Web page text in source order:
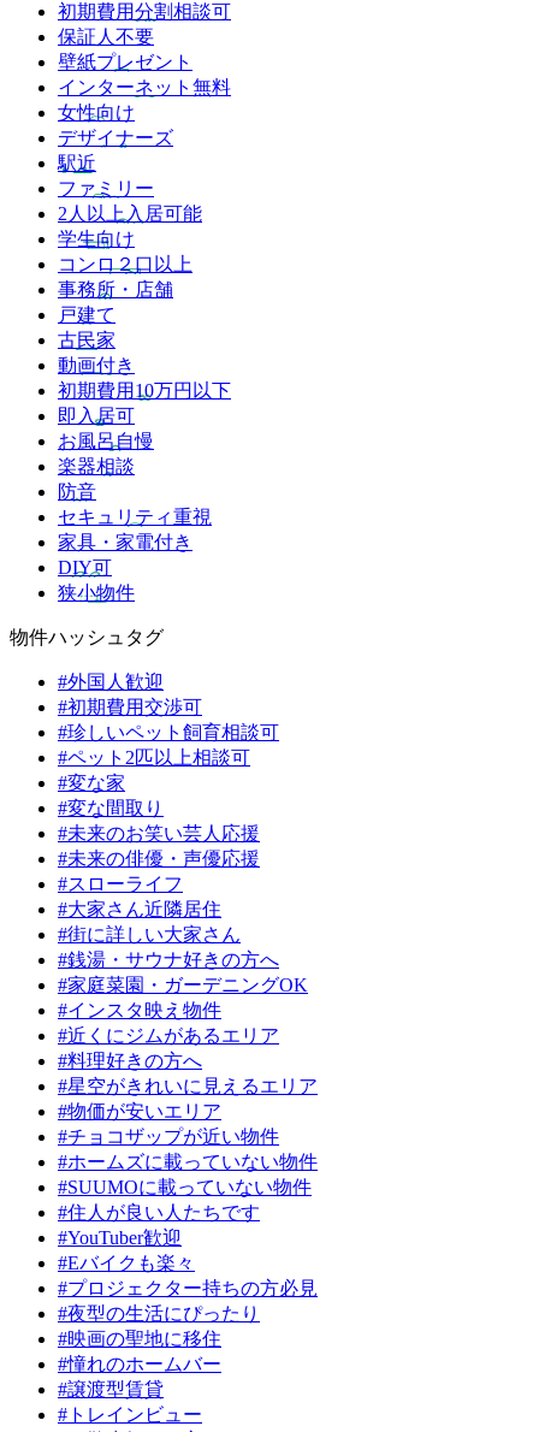
初期費用分割相談可
保証人不要
壁紙プレゼント
インターネット無料
女性向け
デザイナーズ
駅近
ファミリー
2人以上入居可能
学生向け
コンロ２口以上
事務所・店舗
戸建て
古民家
動画付き
初期費用10万円以下
即入居可
お風呂自慢
楽器相談
防音
セキュリティ重視
家具・家電付き
DIY可
狭小物件
物件ハッシュタグ
#外国人歓迎
#初期費用交渉可
#珍しいペット飼育相談可
#ペット2匹以上相談可
#変な家
#変な間取り
#未来のお笑い芸人応援
#未来の俳優・声優応援
#スローライフ
#大家さん近隣居住
#街に詳しい大家さん
#銭湯・サウナ好きの方へ
#家庭菜園・ガーデニングOK
#インスタ映え物件
#近くにジムがあるエリア
#料理好きの方へ
#星空がきれいに見えるエリア
#物価が安いエリア
#チョコザップが近い物件
#ホームズに載っていない物件
#SUUMOに載っていない物件
#住人が良い人たちです
#YouTuber歓迎
#Eバイクも楽々
#プロジェクター持ちの方必見
#夜型の生活にぴったり
#映画の聖地に移住
#憧れのホームバー
#譲渡型賃貸
#トレインビュー